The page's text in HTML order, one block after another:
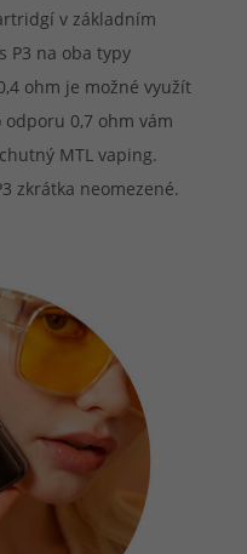
v základním
P3 na oba typy
ohm je možné využít
0,7 ohm vám
MTL vaping.
zkrátka neomezené.